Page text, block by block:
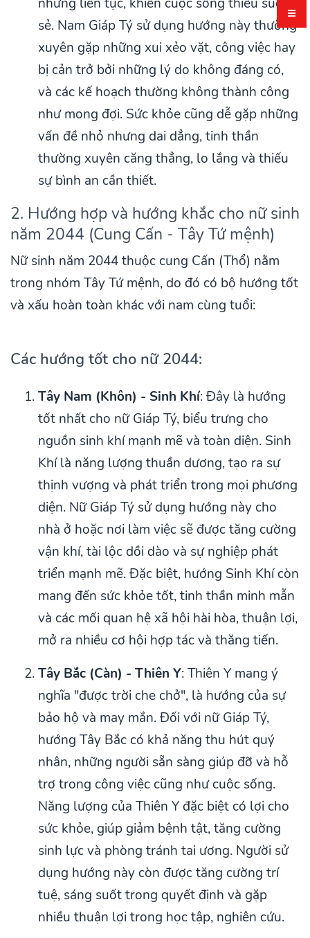
sẻ. Nam Giáp Tý sử dụng hướng này thường
xuyên gặp những xui xẻo vặt, công việc hay
bị cản trở bởi những lý do không đáng có,
và các kế hoạch thường không thành công
như mong đợi. Sức khỏe cũng dễ gặp những
vấn đề nhỏ nhưng dai dẳng, tinh thần
thường xuyên căng thẳng, lo lắng và thiếu
sự bình an cần thiết.
2. Hướng hợp và hướng khắc cho nữ sinh
năm 2044 (Cung Cấn - Tây Tứ mệnh)
Nữ sinh năm 2044 thuộc cung Cấn (Thổ) nằm
trong nhóm Tây Tứ mệnh, do đó có bộ hướng tốt
và xấu hoàn toàn khác với nam cùng tuổi:
Các hướng tốt cho nữ 2044:
Tây Nam (Khôn) - Sinh Khí: Đây là hướng
tốt nhất cho nữ Giáp Tý, biểu trưng cho
nguồn sinh khí mạnh mẽ và toàn diện. Sinh
Khí là năng lượng thuần dương, tạo ra sự
thịnh vượng và phát triển trong mọi phương
diện. Nữ Giáp Tý sử dụng hướng này cho
nhà ở hoặc nơi làm việc sẽ được tăng cường
vận khí, tài lộc dồi dào và sự nghiệp phát
triển mạnh mẽ. Đặc biệt, hướng Sinh Khí còn
mang đến sức khỏe tốt, tinh thần minh mẫn
và các mối quan hệ xã hội hài hòa, thuận lợi,
mở ra nhiều cơ hội hợp tác và thăng tiến.
Tây Bắc (Càn) - Thiên Y: Thiên Y mang ý
nghĩa "được trời che chở", là hướng của sự
bảo hộ và may mắn. Đối với nữ Giáp Tý,
hướng Tây Bắc có khả năng thu hút quý
nhân, những người sẵn sàng giúp đỡ và hỗ
trợ trong công việc cũng như cuộc sống.
Năng lượng của Thiên Y đặc biệt có lợi cho
sức khỏe, giúp giảm bệnh tật, tăng cường
sinh lực và phòng tránh tai ương. Người sử
dụng hướng này còn được tăng cường trí
tuệ, sáng suốt trong quyết định và gặp
nhiều thuận lợi trong học tập, nghiên cứu.